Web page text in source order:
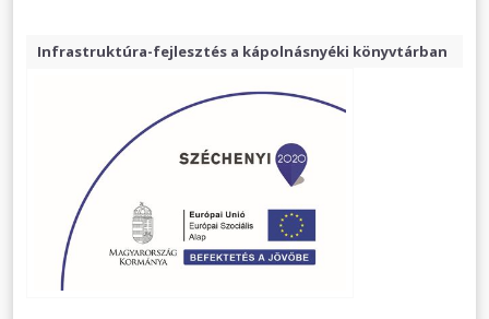
Infrastruktúra-fejlesztés a kápolnásnyéki könyvtárban